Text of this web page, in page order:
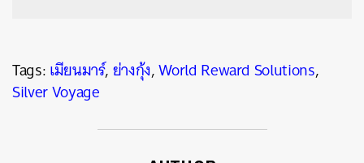
Tags:เมียนมาร์,ย่างกุ้ง,World Reward Solutions,
Silver Voyage